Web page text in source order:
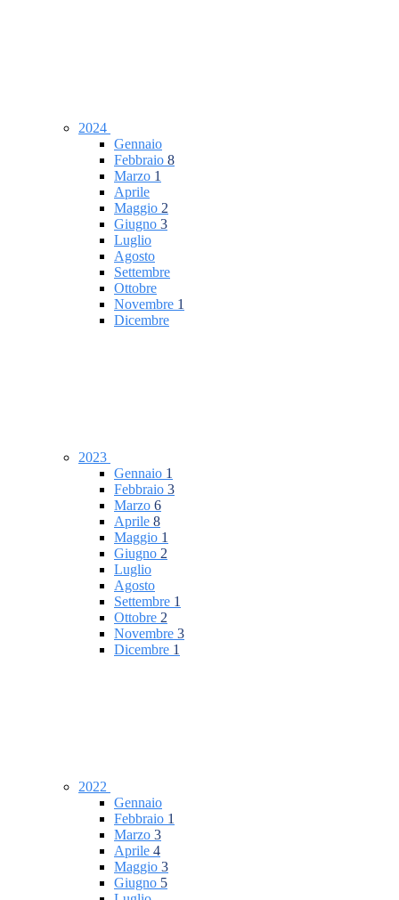
2024
Gennaio
Febbraio 8
Marzo 1
Aprile
Maggio 2
Giugno 3
Luglio
Agosto
Settembre
Ottobre
Novembre 1
Dicembre
2023
Gennaio 1
Febbraio 3
Marzo 6
Aprile 8
Maggio 1
Giugno 2
Luglio
Agosto
Settembre 1
Ottobre 2
Novembre 3
Dicembre 1
2022
Gennaio
Febbraio 1
Marzo 3
Aprile 4
Maggio 3
Giugno 5